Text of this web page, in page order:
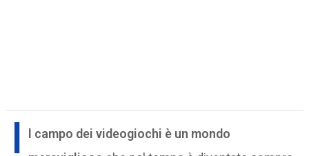
I
l campo dei videogiochi è un mondo